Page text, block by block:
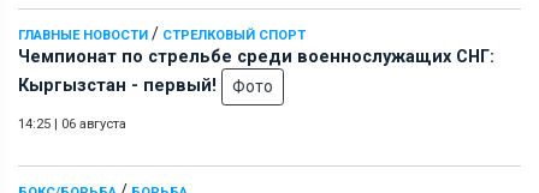
ГЛАВНЫЕ НОВОСТИ / СТРЕЛКОВЫЙ СПОРТ
Чемпионат по стрельбе среди военнослужащих СНГ:
Кыргызстан - первый!
Фото
14:25 | 06 августа